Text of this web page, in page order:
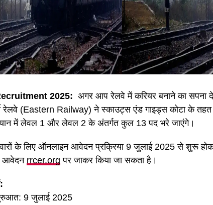
2025: अगर आप रेलवे में करियर बनाने का सपना
रेलवे (Eastern Railway) ने स्काउट्स एंड गाइड्स कोटा के तहत
में लेवल 1 और लेवल 2 के अंतर्गत कुल 13 पद भरे जाएंगे।
के लिए ऑनलाइन आवेदन प्रक्रिया 9 जुलाई 2025 से शुरू
आवेदन rrcer.org पर जाकर किया जा सकता है।
9 जुलाई 2025